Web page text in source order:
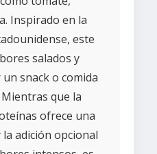
Inspirado en la
este
salados y
snack o comida
que la
ofrece una
adición opcional